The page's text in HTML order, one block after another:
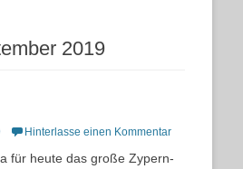
2019
Hinterlasse einen Kommentar
für heute das große Zypern-